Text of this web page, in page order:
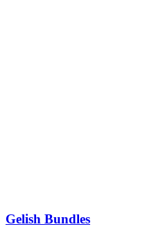
Gelish Bundles